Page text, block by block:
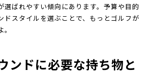
選ばれやすい傾向にあります。予算や目的
ドスタイルを選ぶことで、もっとゴルフが
ンドに必要な持ち物と